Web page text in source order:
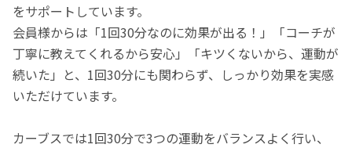
をサポートしています。
会員様からは「1回30分なのに効果が出る！」「コーチが
丁寧に教えてくれるから安心」「キツくないから、運動が
続いた」と、1回30分にも関わらず、しっかり効果を実感
いただけています。
カーブスでは1回30分で3つの運動をバランスよく行い、